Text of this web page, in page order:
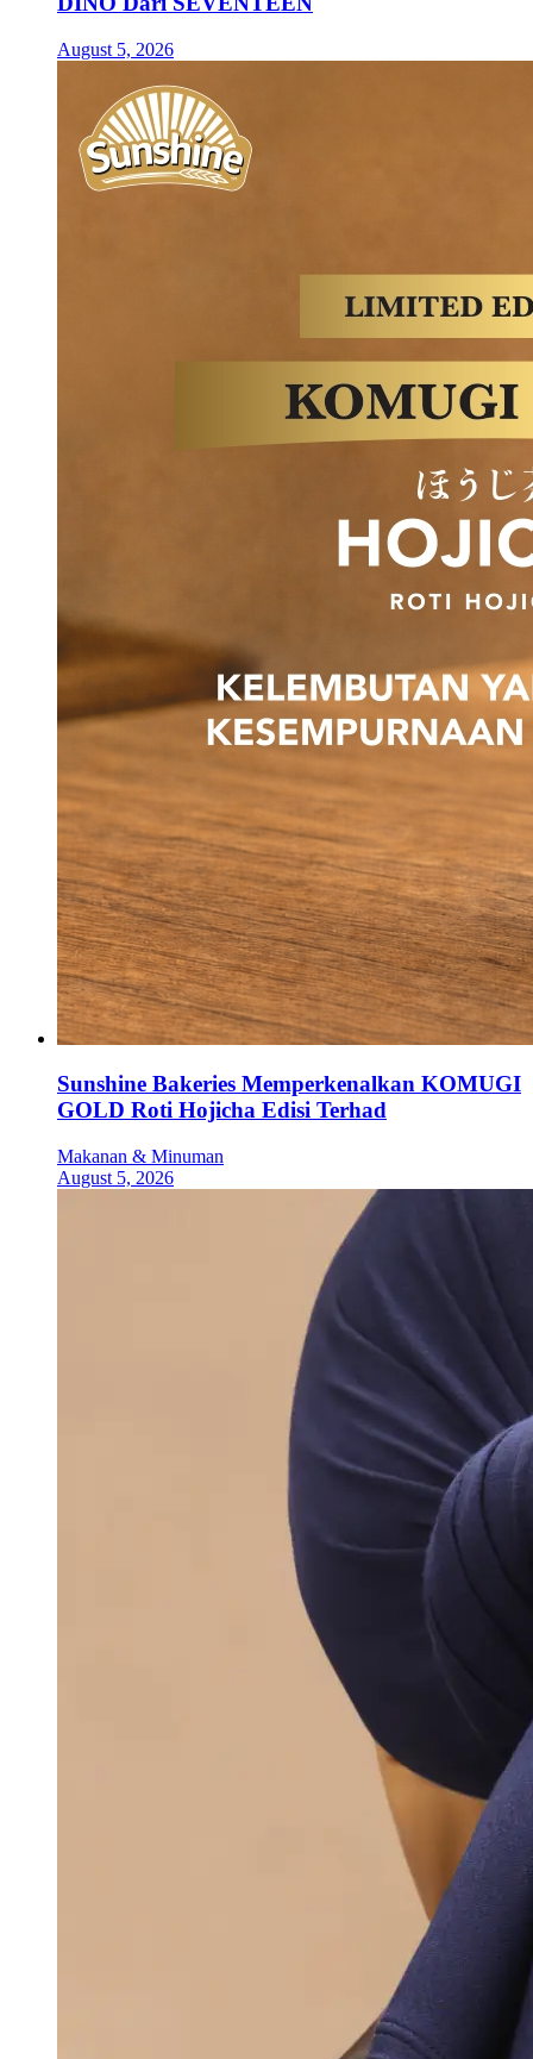
August 5, 2026
Sunshine Bakeries Memperkenalkan KOMUGI
GOLD Roti Hojicha Edisi Terhad
Makanan & Minuman
August 5, 2026